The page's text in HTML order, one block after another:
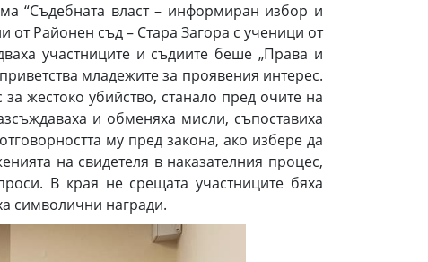
“Съдебната власт – информиран избор и
Районен съд – Стара Загора с ученици от
участниците и съдиите беше „Права и
младежите за проявения интерес.
жестоко убийство, станало пред очите на
и обменяха мисли, съпоставиха
му пред закона, ако избере да
на свидетеля в наказателния процес,
В края не срещата участниците бяха
символични награди.